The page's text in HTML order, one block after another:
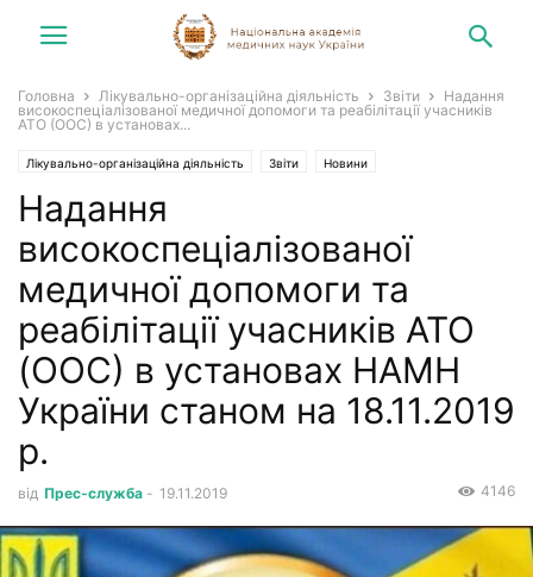
Головна Лікувально-організаційна діяльність Звіти
Надання
високоспеціалізованої медичної допомоги та реабілітації учасників
АТО (ООС) в установах...
Лікувально-організаційна діяльність Звіти Новини
Новини НАМН України
Надання
високоспеціалізованої
медичної допомоги та
реабілітації учасників АТО
(ООС) в установах НАМН
України станом на 18.11.2019
р.
від Прес-служба - 19.11.2019 4146